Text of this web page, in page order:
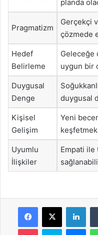
planda
Pragmatizm
Gerçekçi
çözmede
Hedef
Belirleme
Geleceğe
uygun bir
Duygusal
Denge
duygusal
Kişisel
Gelişim
Yeni
Uyumlu
İlişkiler
Empati
Facebook
X
Pocket Skype